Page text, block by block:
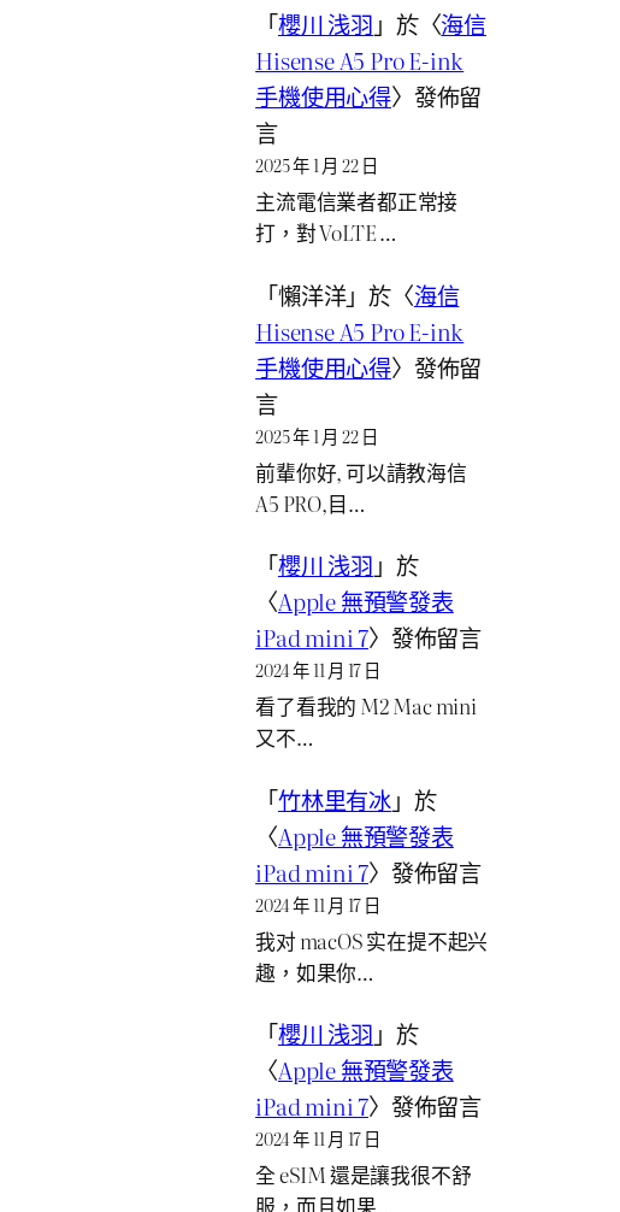
「櫻川 浅羽 」於〈海信
Hisense A5 Pro E-ink
手機使用心得〉發佈留
言
2025 年 1 月 22 日
主流電信業者都正常接
打，對 VoLTE …
「懶洋洋」於〈海信
Hisense A5 Pro E-ink
手機使用心得〉發佈留
言
2025 年 1 月 22 日
前輩你好, 可以請教海信
A5 PRO,目…
「櫻川 浅羽 」於
〈Apple 無預警發表
iPad mini 7〉發佈留言
2024 年 11 月 17 日
看了看我的 M2 Mac mini
又不…
「竹林里有冰」於
〈Apple 無預警發表
iPad mini 7〉發佈留言
2024 年 11 月 17 日
我对 macOS 实在提不起兴
趣，如果你…
「櫻川 浅羽 」於
〈Apple 無預警發表
iPad mini 7〉發佈留言
2024 年 11 月 17 日
全 eSIM 還是讓我很不舒
服，而且如果…